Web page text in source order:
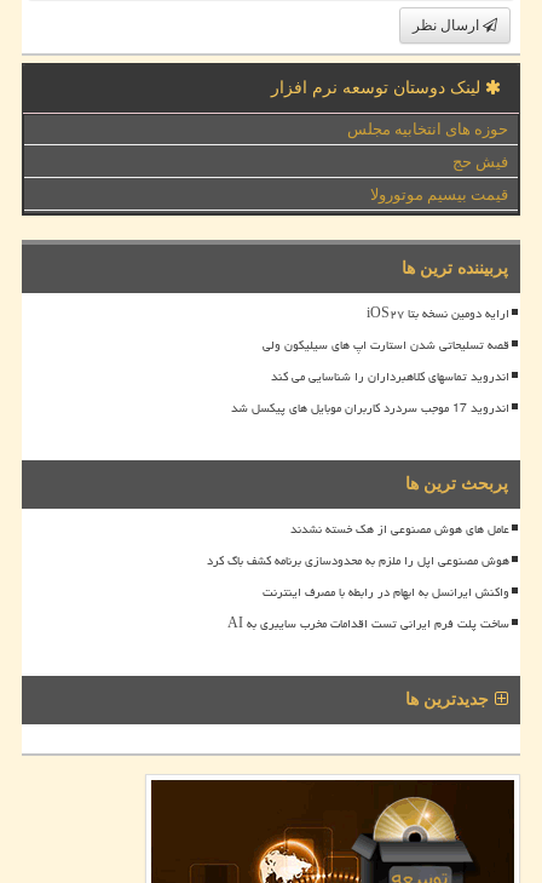
ارسال نظر
لینک دوستان توسعه نرم افزار
حوزه های انتخابیه مجلس
فیش حج
قیمت بیسیم موتورولا
پربیننده ترین ها
ارایه دومین نسخه بتا iOS۲۷
قصه تسلیحاتی شدن استارت اپ های سیلیکون ولی
اندروید تماسهای کلاهبرداران را شناسایی می کند
اندروید 17 موجب سردرد کاربران موبایل های پیکسل شد
پربحث ترین ها
عامل های هوش مصنوعی از هک خسته نشدند
هوش مصنوعی اپل را ملزم به محدودسازی برنامه کشف باگ کرد
واکنش ایرانسل به ابهام در رابطه با مصرف اینترنت
ساخت پلت فرم ایرانی تست اقدامات مخرب سایبری به AI
جدیدترین ها